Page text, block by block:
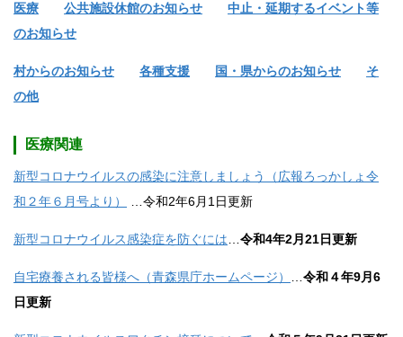
医療 公共施設休館のお知らせ
中止・延期するイベント等
のお知らせ
村からのお知らせ 各種支援 国・県からのお知らせ
そ
の他
医療関連
新型コロナウイルスの感染に注意しましょう（広報ろっかしょ令
和２年６月号より）
…令和2年6月1日更新
新型コロナウイルス感染症を防ぐには 令和4年2月21日更新
自宅療養される皆様へ（青森県庁ホームページ） …令和４年9月6
日更新